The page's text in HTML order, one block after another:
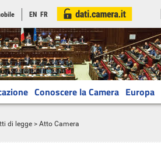
EN FR
Conoscere la Camera Europa
di legge > Atto Camera